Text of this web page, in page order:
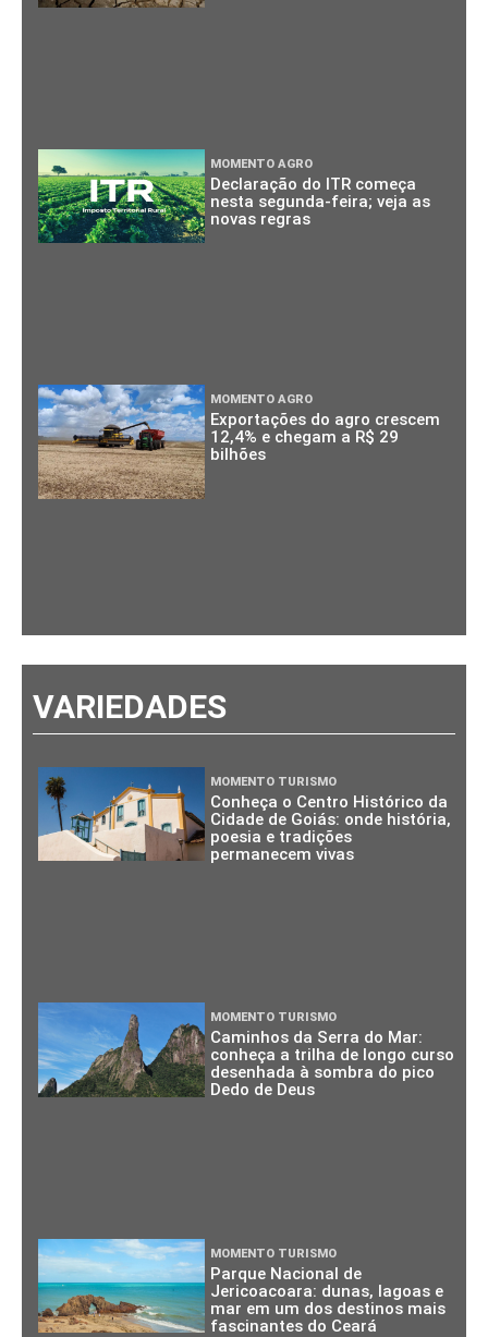
MOMENTO AGRO
Declaração do ITR começa
nesta segunda-feira; veja as
novas regras
MOMENTO AGRO
Exportações do agro crescem
12,4% e chegam a R$ 29
bilhões
VARIEDADES
MOMENTO TURISMO
Conheça o Centro Histórico da
Cidade de Goiás: onde história,
poesia e tradições
permanecem vivas
MOMENTO TURISMO
Caminhos da Serra do Mar:
conheça a trilha de longo curso
desenhada à sombra do pico
Dedo de Deus
MOMENTO TURISMO
Parque Nacional de
Jericoacoara: dunas, lagoas e
mar em um dos destinos mais
fascinantes do Ceará